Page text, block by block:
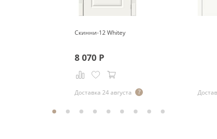
Скинни-12 Whitey
8 070 Р
Доставка 24 августа